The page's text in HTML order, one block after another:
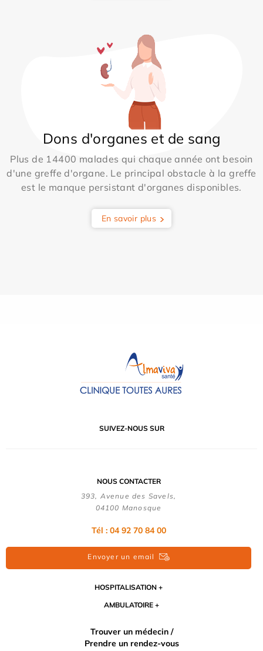
Dons d'organes et de sang
Plus de 14400 malades qui chaque année ont besoin
d'une greffe d'organe. Le principal obstacle à la greffe
est le manque persistant d'organes disponibles.
En savoir plus
SUIVEZ-NOUS SUR
NOUS CONTACTER
393, Avenue des Savels,
04100 Manosque
Tél : 04 92 70 84 00
Envoyer un email
HOSPITALISATION
AMBULATOIRE
Trouver un médecin /
Prendre un rendez-vous